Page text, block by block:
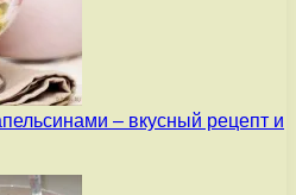
– вкусный рецепт и